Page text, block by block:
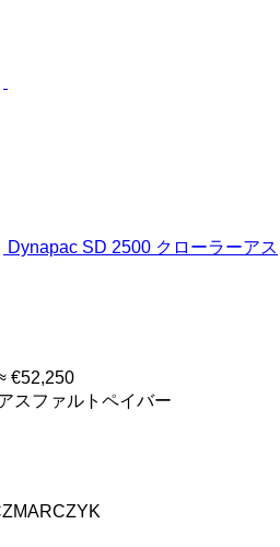
Dynapac SD 2500 クローラーアス
€52,250
スファルトペイバー